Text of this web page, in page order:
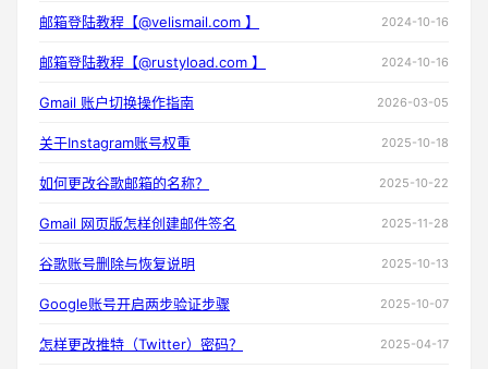
邮箱登陆教程【@velismail.com 】 2024-10-16
邮箱登陆教程【@rustyload.com 】 2024-10-16
Gmail 账户切换操作指南 2026-03-05
关于Instagram账号权重 2025-10-18
如何更改谷歌邮箱的名称？ 2025-10-22
Gmail 网页版怎样创建邮件签名 2025-11-28
谷歌账号删除与恢复说明 2025-10-13
Google账号开启两步验证步骤 2025-10-07
怎样更改推特（Twitter）密码？ 2025-04-17